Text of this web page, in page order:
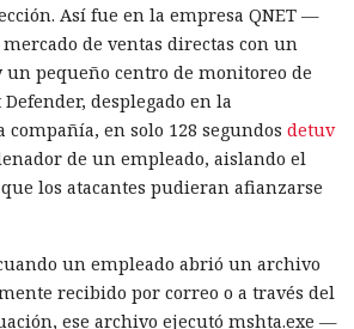
Así fue en la empresa QNET —
de ventas directas con un
pequeño centro de monitoreo de
desplegado en la
en solo 128 segundos detuv
de un empleado, aislando el
los atacantes pudieran afianzarse
un empleado abrió un archivo
recibido por correo o a través del
ese archivo ejecutó mshta.exe —